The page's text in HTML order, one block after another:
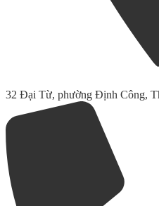
32 Đại Từ, phường Định Công,